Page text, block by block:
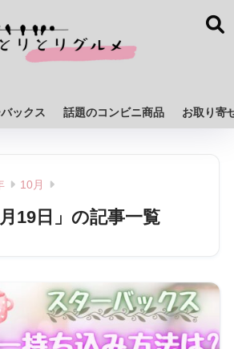
ックス 話題のコンビニ商品 お取り寄
10月
月19日」の記事一覧